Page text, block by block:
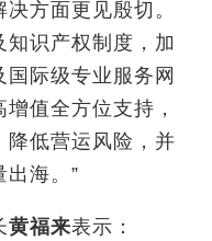
方面更见殷切。
识产权制度，加
际级专业服务网
值全方位支持，
降低营运风险，并
海。”
黄福来表示：